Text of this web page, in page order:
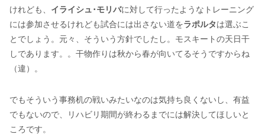
けれども、 イライシュ･モリバに対して行ったようなトレーニング
には参加させるけれども試合には出さない道をラポルタは選ぶこ
とでしょう。元々、そういう方針でしたし。モスキートの天日干
しであります。。干物作りは秋から春が向いてるそうですからね
（違）。
でもそういう事務机の戦いみたいなのは気持ち良くないし、有益
でもないので、リハビリ期間が終わるまでには解決してほしいと
ころです。